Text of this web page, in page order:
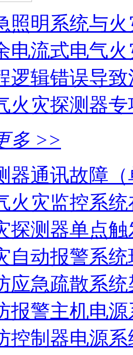
照明系统与火
电流式电气火
逻辑错误导致
火灾探测器
多 >>
器通讯故障
火灾监控系统
探测器单点
自动报警系统
应急疏散系统
报警主机电源
控制器电源系